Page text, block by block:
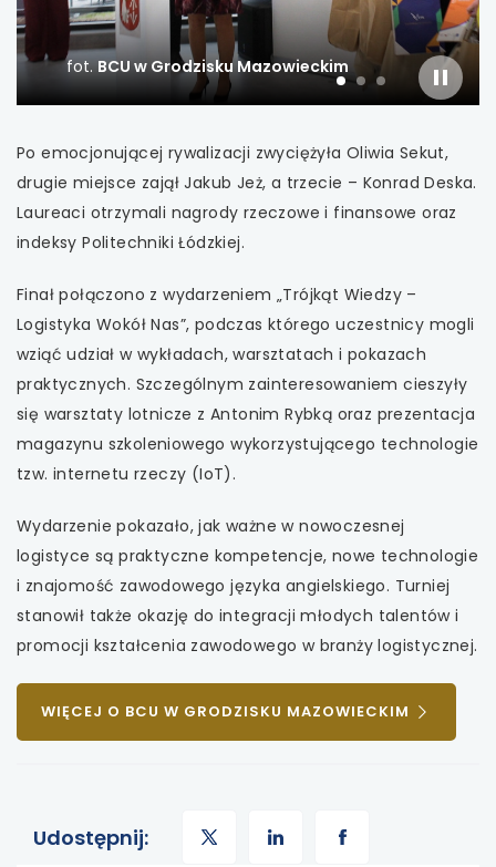
uwaga, link otwiera się w nowej karcie
uwaga, link otwiera się w nowej karcie
uwaga, link otwiera się w nowej karcie
uwaga, link otwiera się w nowej karcie
uwaga, link otwiera się w nowej karcie
uwaga, link otwiera się w nowej karcie
uwaga, link otwiera się w nowej karcie
uwaga, link otwiera się w nowej karcie
uwaga, link otwiera się w nowej karcie
uwaga, link otwiera się w nowej karcie
fot.BCU w Grodzisku Mazowieckim
slajd
numer1
slajd
numer2
slajd
numer3
slajder
Po emocjonującej rywalizacji zwyciężyła Oliwia Sekut,
drugie miejsce zajął Jakub Jeż, a trzecie – Konrad Deska.
Laureaci otrzymali nagrody rzeczowe i finansowe oraz
indeksy Politechniki Łódzkiej.
Finał połączono z wydarzeniem „Trójkąt Wiedzy –
Logistyka Wokół Nas”, podczas którego uczestnicy mogli
wziąć udział w wykładach, warsztatach i pokazach
praktycznych. Szczególnym zainteresowaniem cieszyły
się warsztaty lotnicze z Antonim Rybką oraz prezentacja
magazynu szkoleniowego wykorzystującego technologie
tzw. internetu rzeczy (IoT).
Wydarzenie pokazało, jak ważne w nowoczesnej
logistyce są praktyczne kompetencje, nowe technologie
i znajomość zawodowego języka angielskiego. Turniej
stanowił także okazję do integracji młodych talentów i
promocji kształcenia zawodowego w branży logistycznej.
WIĘCEJ O BCU W GRODZISKU MAZOWIECKIM UWAGA,
Udostępnij: uwaga, uwaga, uwaga,